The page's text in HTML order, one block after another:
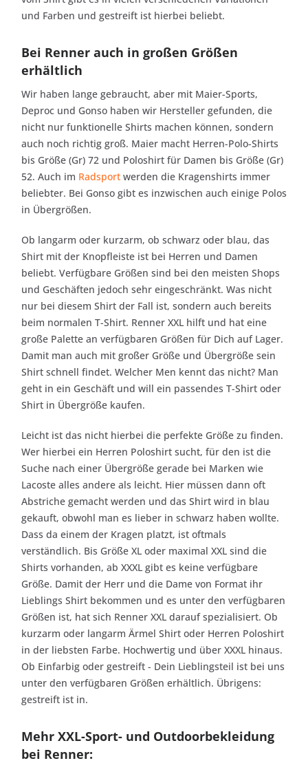
und Farben und gestreift ist hierbei beliebt.
Bei Renner auch in großen Größen
erhältlich
Wir haben lange gebraucht, aber mit Maier-Sports,
Deproc und Gonso haben wir Hersteller gefunden, die
nicht nur funktionelle Shirts machen können, sondern
auch noch richtig groß. Maier macht Herren-Polo-Shirts
bis Größe (Gr) 72 und Poloshirt für Damen bis Größe (Gr)
52. Auch im Radsport werden die Kragenshirts immer
beliebter. Bei Gonso gibt es inzwischen auch einige Polos
in Übergrößen.
Ob langarm oder kurzarm, ob schwarz oder blau, das
Shirt mit der Knopfleiste ist bei Herren und Damen
beliebt. Verfügbare Größen sind bei den meisten Shops
und Geschäften jedoch sehr eingeschränkt. Was nicht
nur bei diesem Shirt der Fall ist, sondern auch bereits
beim normalen T-Shirt. Renner XXL hilft und hat eine
große Palette an verfügbaren Größen für Dich auf Lager.
Damit man auch mit großer Größe und Übergröße sein
Shirt schnell findet. Welcher Men kennt das nicht? Man
geht in ein Geschäft und will ein passendes T-Shirt oder
Shirt in Übergröße kaufen.
Leicht ist das nicht hierbei die perfekte Größe zu finden.
Wer hierbei ein Herren Poloshirt sucht, für den ist die
Suche nach einer Übergröße gerade bei Marken wie
Lacoste alles andere als leicht. Hier müssen dann oft
Abstriche gemacht werden und das Shirt wird in blau
gekauft, obwohl man es lieber in schwarz haben wollte.
Dass da einem der Kragen platzt, ist oftmals
verständlich. Bis Größe XL oder maximal XXL sind die
Shirts vorhanden, ab XXXL gibt es keine verfügbare
Größe. Damit der Herr und die Dame von Format ihr
Lieblings Shirt bekommen und es unter den verfügbaren
Größen ist, hat sich Renner XXL darauf spezialisiert. Ob
kurzarm oder langarm Ärmel Shirt oder Herren Poloshirt
in der liebsten Farbe. Hochwertig und über XXXL hinaus.
Ob Einfarbig oder gestreift - Dein Lieblingsteil ist bei uns
unter den verfügbaren Größen erhältlich. Übrigens:
gestreift ist in.
Mehr XXL-Sport- und Outdoorbekleidung
bei Renner: